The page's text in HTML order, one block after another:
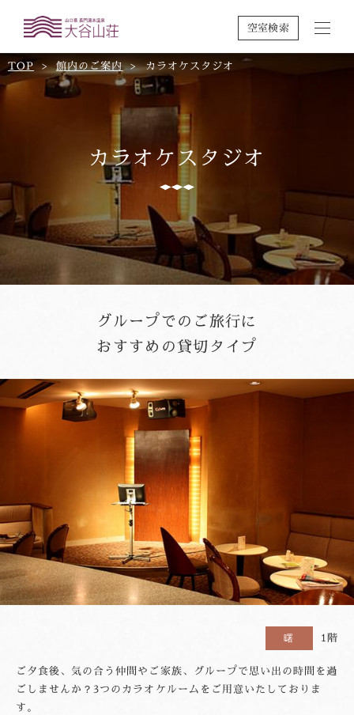
空室検索
TOP 館内のご案内 カラオケスタジオ
カラオケスタジオ
グループでのご旅行に
おすすめの貸切タイプ
曙 1階
ご夕食後、気の合う仲間やご家族、グループで思い出の時間を過
ごしませんか？3つのカラオケルームをご用意いたしておりま
す。